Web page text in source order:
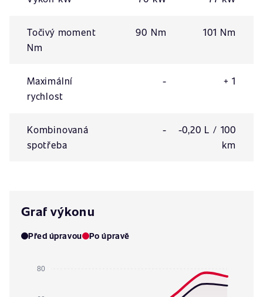
Točivý moment
Nm
90 Nm 101 Nm
Maximální
rychlost
- + 1
Kombinovaná
spotřeba
-
-0,20 L / 100
km
Graf výkonu
Před úpravou Po úpravě
80